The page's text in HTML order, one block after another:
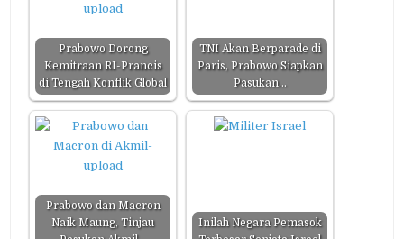
Prabowo Dorong
Kemitraan RI-Prancis
di Tengah Konflik Global
TNI Akan Berparade di
Paris, Prabowo Siapkan
Pasukan…
Prabowo dan Macron
Naik Maung, Tinjau
Inilah Negara Pemasok